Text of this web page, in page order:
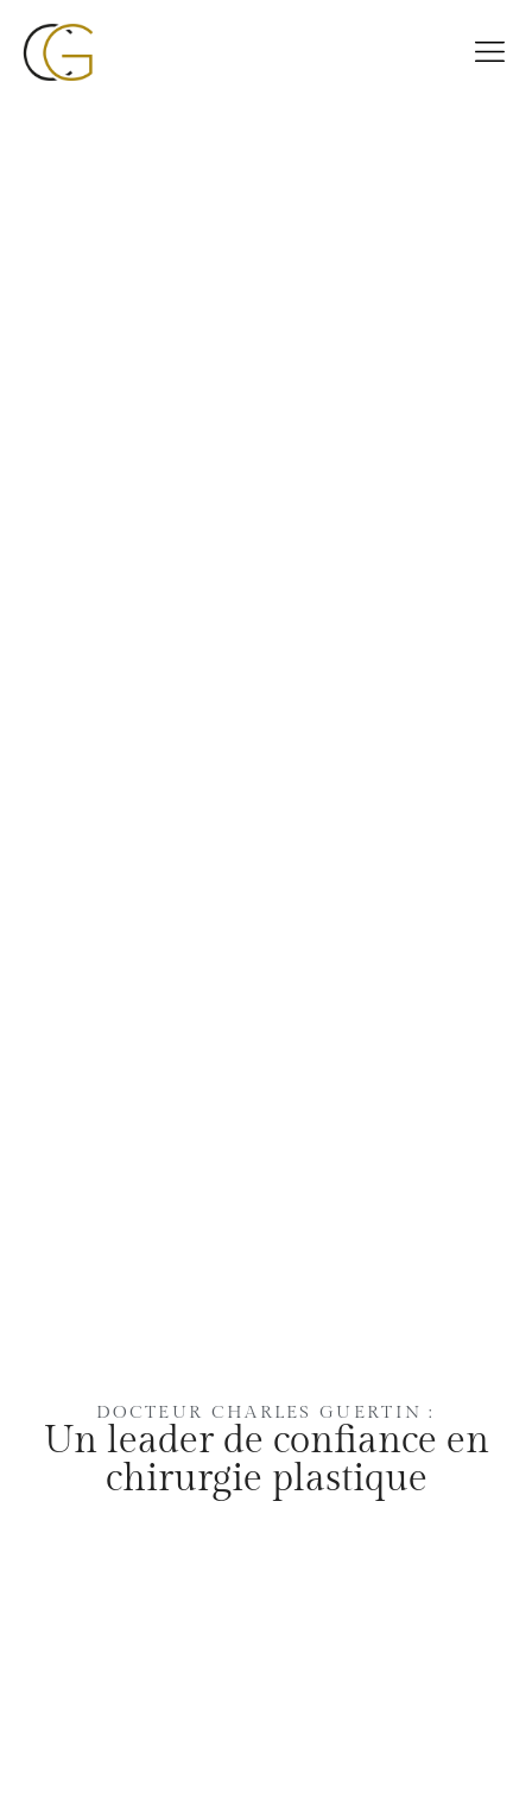
DOCTEUR CHARLES GUERTIN :
Un leader de confiance en
chirurgie plastique